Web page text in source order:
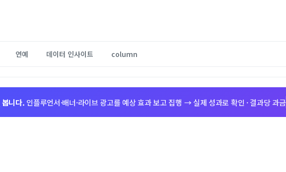
연예 데이터 인사이트 column
봅니다. 인플루언서·배너·라이브 광고를 예상 효과 보고 집행 → 실제 성과로 확인 · 결과당 과금